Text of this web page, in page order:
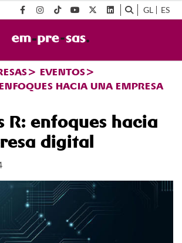
GL ES
EVENTOS
HACIA UNA EMPRESA
R: enfoques hacia
digital